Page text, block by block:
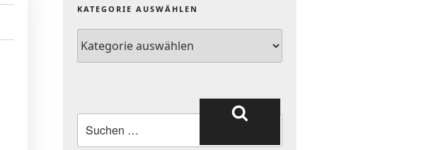
KATEGORIE AUSWÄHLEN